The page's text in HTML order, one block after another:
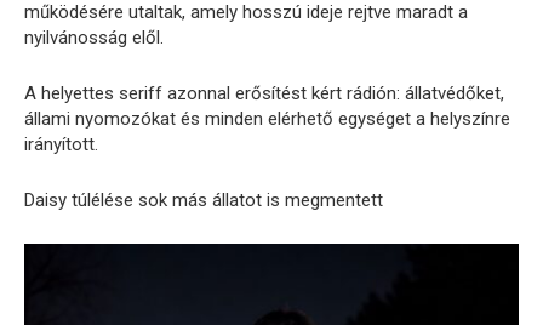
működésére utaltak, amely hosszú ideje rejtve maradt a
nyilvánosság elől.
A helyettes seriff azonnal erősítést kért rádión: állatvédőket,
állami nyomozókat és minden elérhető egységet a helyszínre
irányított.
Daisy túlélése sok más állatot is megmentett